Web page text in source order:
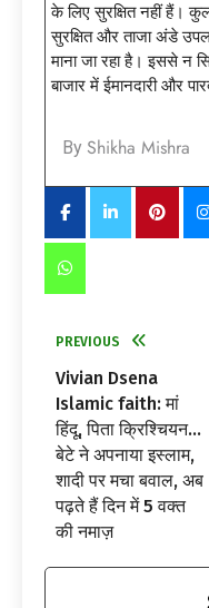
के लिए सुरक्षित नहीं हैं।
सुरक्षित और ताजा अंडे
माना जा रहा है। इससे न
बाजार में ईमानदारी और
By Shikha Mishra
PREVIOUS
Vivian Dsena
Islamic faith: मां
हिंदू, पिता क्रिश्चियन…
बेटे ने अपनाया इस्लाम,
शादी पर मचा बवाल, अब
पढ़ते हैं दिन में 5 वक्त
की नमाज़